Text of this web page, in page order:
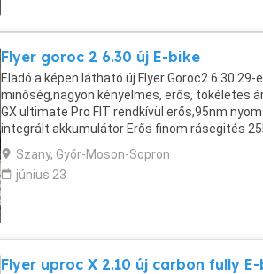
Flyer goroc 2 6.30 új E-bike
Eladó a képen látható új Flyer Goroc2 6.30 29-
minőség,nagyon kényelmes, erős, tökéletes
GX ultimate Pro FIT rendkívül erős,95nm
integrált akkumulátor Erős finom rásegités
fékek elöl-hátul ...
Szany, Győr-Moson-Sopron
június 23
Flyer uproc X 2.10 új carbon fully